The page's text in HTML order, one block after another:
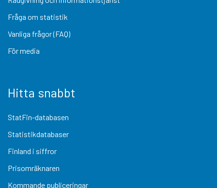
Fråga om statistik
Vanliga frågor (FAQ)
För media
Hitta snabbt
StatFin-databasen
Statistikdatabaser
Finland i siffror
Prisomräknaren
Kommande publiceringar